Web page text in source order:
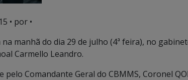
• por •
manhã do dia 29 de julho (4ª feira), no
Carmello Leandro.
Comandante Geral do CBMMS, Coronel